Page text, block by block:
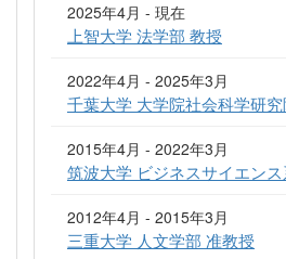
2025年4月 - 現在
上智大学 法学部 教授
2022年4月 - 2025年3月
千葉大学 大学院社会科学研
2015年4月 - 2022年3月
筑波大学 ビジネスサイエン
2012年4月 - 2015年3月
三重大学 人文学部 准教授